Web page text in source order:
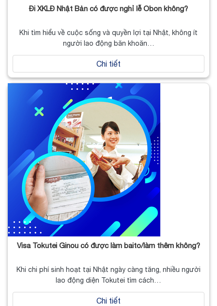
Đi XKLĐ Nhật Bản có được nghỉ lễ Obon không?
Khi tìm hiểu về cuộc sống và quyền lợi tại Nhật, không ít
người lao động băn khoăn…
Chi tiết
Visa Tokutei Ginou có được làm baito/làm thêm không?
Khi chi phí sinh hoạt tại Nhật ngày càng tăng, nhiều người
lao động diện Tokutei tìm cách…
Chi tiết